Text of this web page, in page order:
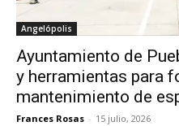
Angelópolis
Ayuntamiento de
y herramientas para
mantenimiento de
Frances Rosas - 15 julio, 2026